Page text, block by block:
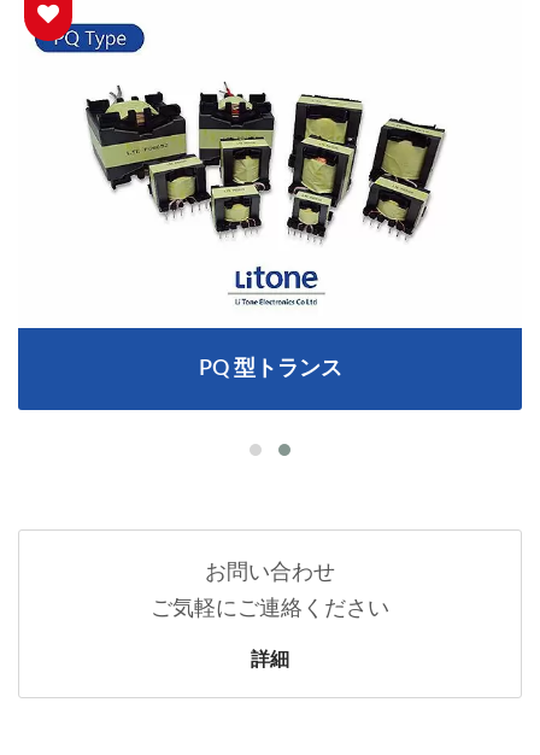
PQ 型トランス
お問い合わせ
ご気軽にご連絡ください
詳細